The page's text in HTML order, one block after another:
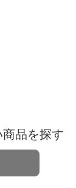
品を探す